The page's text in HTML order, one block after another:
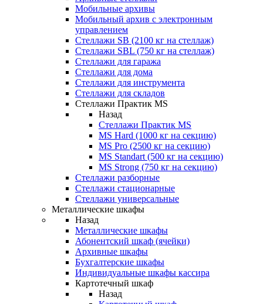
Мобильные архивы
Мобильный архив с электронным
управлением
Стеллажи SB (2100 кг на стеллаж)
Стеллажи SBL (750 кг на стеллаж)
Стеллажи для гаража
Стеллажи для дома
Стеллажи для инструмента
Стеллажи для складов
Стеллажи Практик MS
Назад
Стеллажи Практик MS
MS Hard (1000 кг на секцию)
MS Pro (2500 кг на секцию)
MS Standart (500 кг на секцию)
MS Strong (750 кг на секцию)
Стеллажи разборные
Стеллажи стационарные
Стеллажи универсальные
Металлические шкафы
Назад
Металлические шкафы
Абонентский шкаф (ячейки)
Архивные шкафы
Бухгалтерские шкафы
Индивидуальные шкафы кассира
Картотечный шкаф
Назад